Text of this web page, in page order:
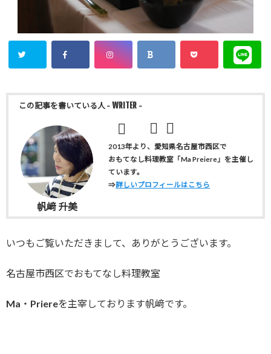
この記事を書いている人- WRITER -
2013年より、愛知県名古屋市西区で
おもてなし料理教室「Ma Preiere」を主催し
ています。
⇒詳しいプロフィールはこちら
帆﨑 升美
いつもご覧いただきまして、ありがとうございます。
名古屋市西区でおもてなし料理教室
Ma・Priereを主宰しております帆﨑です。